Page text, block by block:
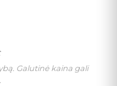
Galutinė kaina gali